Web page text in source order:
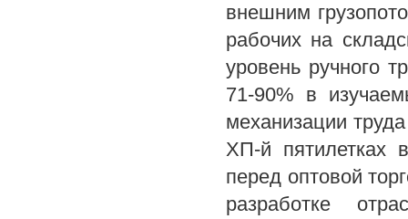
внешним
рабочих на
уровень ручного
71-90% в
механизации
ХП-й пятилетках
перед оптовой
разработке